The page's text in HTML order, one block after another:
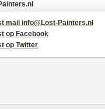
mail info@Lost-Painters.nl
op Facebook
op Twitter